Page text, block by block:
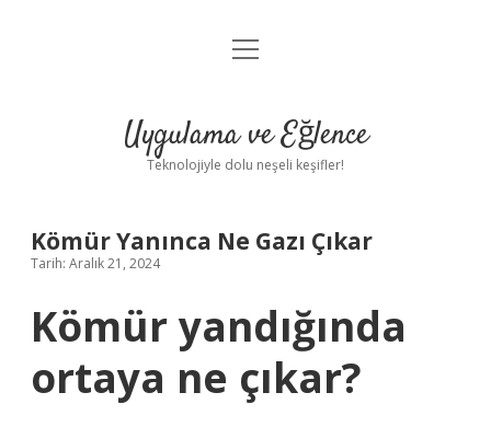
Anasayfa
Yasal Uyarı
menüyü
Uygulama ve Eğlence
Teknolojiyle dolu neşeli keşifler!
Kömür Yanınca Ne Gazı Çıkar
Tarih: Aralık 21, 2024
Kömür yandığında
ortaya ne çıkar?